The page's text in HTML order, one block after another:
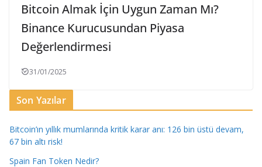
Bitcoin Almak İçin Uygun Zaman Mı?
Binance Kurucusundan Piyasa
Değerlendirmesi
31/01/2025
Son Yazılar
Bitcoin’ın yıllık mumlarında kritik karar anı: 126 bin üstü devam,
67 bin altı risk!
Spain Fan Token Nedir?